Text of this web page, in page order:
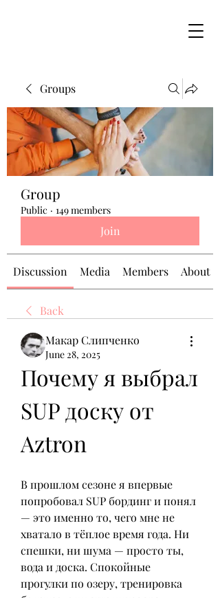
Groups
Group
Public · 149 members
Join
Discussion Media Members About
Back
Макар Слипченко
June 28, 2025
Почему я выбрал
SUP доску от
Aztron
В прошлом сезоне я впервые
попробовал SUP бординг и понял
— это именно то, чего мне не
хватало в тёплое время года. Ни
спешки, ни шума — просто ты,
вода и доска. Спокойные
прогулки по озеру, тренировка